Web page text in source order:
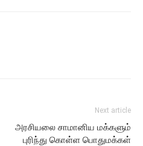
Next article
அரசியலை சாமானிய மக்களும்
புரிந்து கொள்ள பொதுமக்கள்